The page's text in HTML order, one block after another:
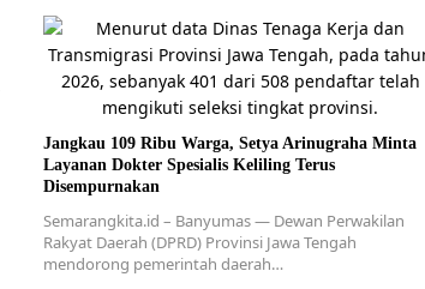
Jangkau 109 Ribu Warga, Setya Arinugraha Minta
Layanan Dokter Spesialis Keliling Terus
Disempurnakan
Semarangkita.id – Banyumas — Dewan Perwakilan
Rakyat Daerah (DPRD) Provinsi Jawa Tengah
mendorong pemerintah daerah…